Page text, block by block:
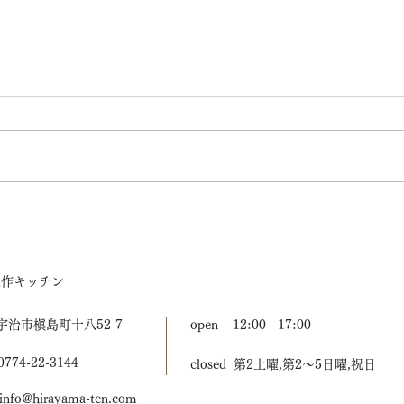
キッチン
治市槇島町十八52-7
22-3144
open 12:00 - 17:00
closed 第2土曜,第2〜5日曜,祝日
ten.com